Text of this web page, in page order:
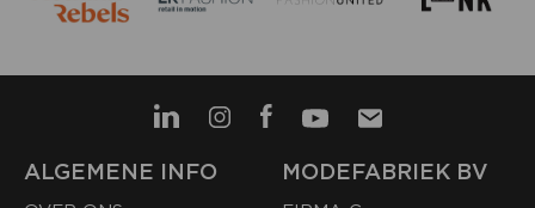
ALGEMENE INFO MODEFABRIEK BV